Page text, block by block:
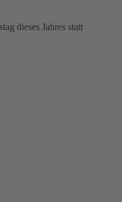
dieses Jahres statt